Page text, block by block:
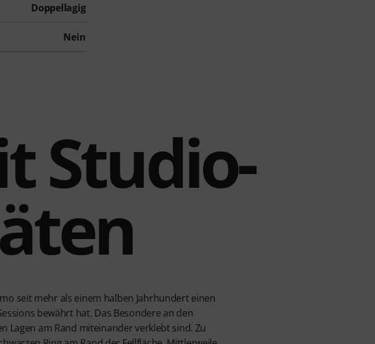
Doppellagig
Nein
Studio-
seit mehr als einem halben Jahrhundert einen
bewährt hat. Das Besondere an den
Lagen am Rand miteinander verklebt sind. Zu